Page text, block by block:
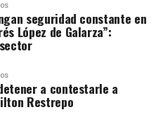
seguridad constante en
López de Galarza”:
a contestarle a
Restrepo